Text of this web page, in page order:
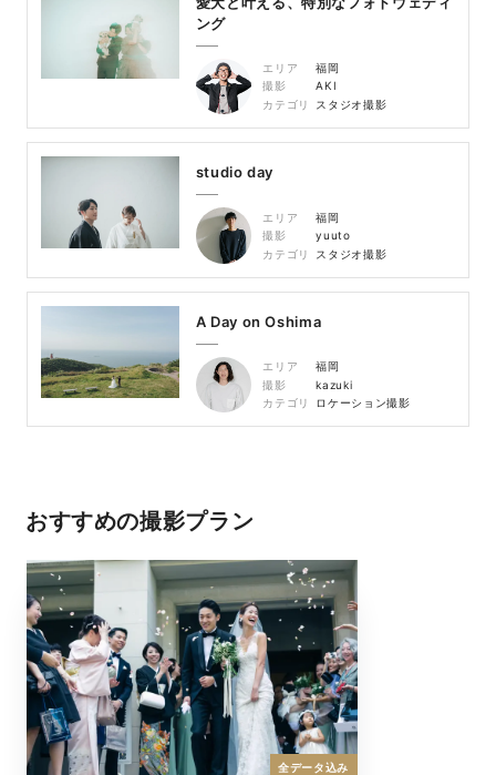
ング
エリア
福岡
撮影
AKI
カテゴリ
スタジオ撮影
studio day
エリア
福岡
撮影
yuuto
カテゴリ
スタジオ撮影
A Day on Oshima
エリア
福岡
撮影
kazuki
カテゴリ
ロケーション撮影
おすすめの撮影プラン
全データ込み